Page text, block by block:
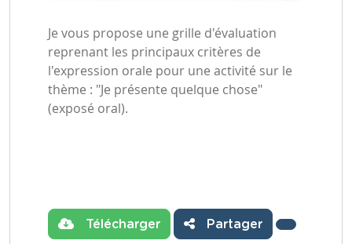
Je vous propose une grille d'évaluation
reprenant les principaux critères de
l'expression orale pour une activité sur le
thème : "Je présente quelque chose"
(exposé oral).
Télécharger Partager